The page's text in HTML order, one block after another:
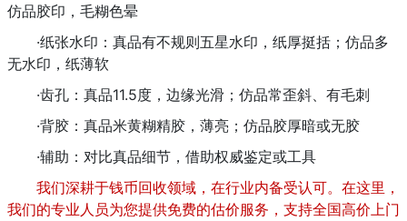
仿品胶印，毛糊色晕
·纸张水印：真品有不规则五星水印，纸厚挺括；仿品多
无水印，纸薄软
·齿孔：真品11.5度，边缘光滑；仿品常歪斜、有毛刺
·背胶：真品米黄糊精胶，薄亮；仿品胶厚暗或无胶
·辅助：对比真品细节，借助权威鉴定或工具
我们深耕于钱币回收领域，在行业内备受认可。在这里，
我们的专业人员为您提供免费的估价服务，支持全国高价上门